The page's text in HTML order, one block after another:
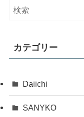
カテゴリー
Daiichi
SANYKO